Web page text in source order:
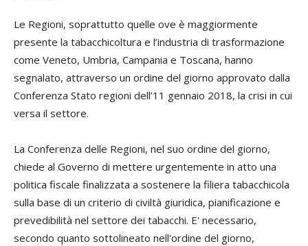
Le Regioni, soprattutto quelle ove è maggiormente
presente la tabacchicoltura e l’industria di trasformazione
come Veneto, Umbria, Campania e Toscana, hanno
segnalato, attraverso un ordine del giorno approvato dalla
Conferenza Stato regioni dell’11 gennaio 2018, la crisi in cui
versa il settore.
La Conferenza delle Regioni, nel suo ordine del giorno,
chiede al Governo di mettere urgentemente in atto una
politica fiscale finalizzata a sostenere la filiera tabacchicola
sulla base di un criterio di civiltà giuridica, pianificazione e
prevedibilità nel settore dei tabacchi. E' necessario,
secondo quanto sottolineato nell'ordine del giorno,